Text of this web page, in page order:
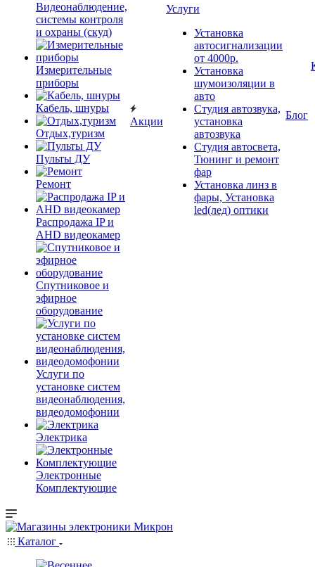
Видеонаблюдение,
системы контроля
и охраны (скуд)
Измерительные
приборы
Кабель, шнуры
Отдых,туризм
Пульты ДУ
Ремонт
Распродажа IP и
AHD видеокамер
Спутниковое и
эфирное
оборудование
Услуги по
установке систем
видеонаблюдения,
видеодомофонии
Электрика
Электронные
Комплектующие
Акции
Услуги
Установка
автосигнализации
от 4000р.
Установка
шумоизоляции в
авто
Студия автозвука,
установка
автозвука
Студия автосвета,
Тюнинг и ремонт
фар
Установка линз в
фары, Установка
led(лед) оптики
Блог
Каталог